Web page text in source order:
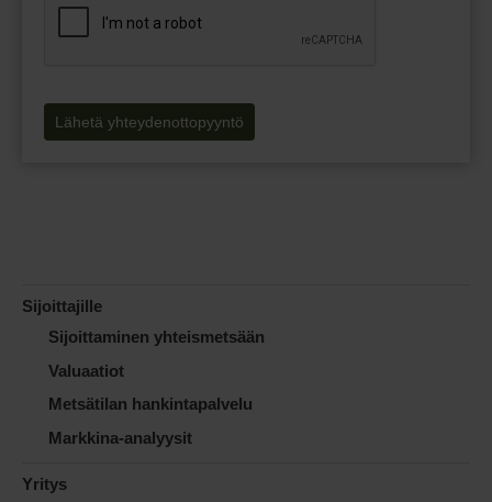
Lähetä yhteydenottopyyntö
Sijoittajille
Sijoittaminen yhteismetsään
Valuaatiot
Metsätilan hankintapalvelu
Markkina-analyysit
Yritys